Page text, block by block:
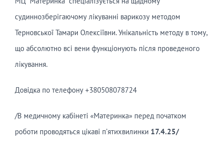
судиннозберігаючому лікуванні варикозу методом
Терновської Тамари Олексіївни. Унікальність методу в тому,
що абсолютно всі вени функціонують після проведеного
лікування.
Довідка по телефону +380508078724
/В медичному кабінеті «Материнка» перед початком
роботи проводяться цікаві п’ятихвилинки 17.4.25/